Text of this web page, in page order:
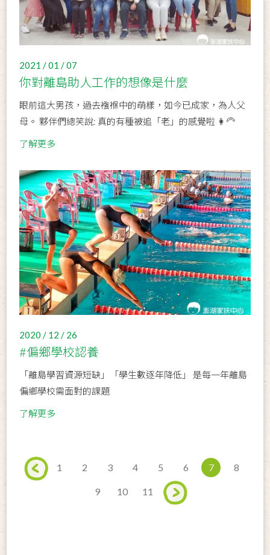
2021 / 01 / 07
你對離島助人工作的想像是什麼
眼前這大男孩，過去襁褓中的萌樣，如今已成家，為人父
母。 夥伴們總笑說: 真的有種被追「老」的感覺啦 👩‍🦳
了解更多
2020 / 12 / 26
#偏鄉學校認養
「離島學習資源短缺」「學生數逐年降低」 是每一年離島
偏鄉學校需面對的課題
了解更多
1 2 3 4 5 6 7 8
9 10 11